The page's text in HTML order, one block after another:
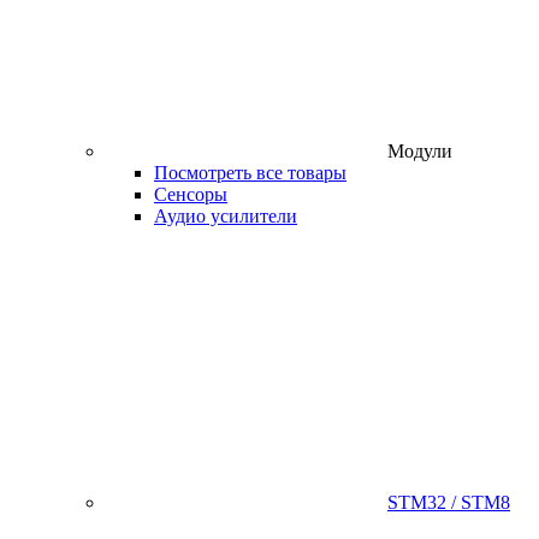
Модули
Посмотреть все товары
Сенсоры
Аудио усилители
STM32 / STM8